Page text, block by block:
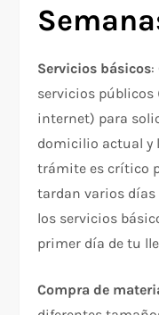
Servicios básicos:
servicios públicos
internet) para
domicilio actual y
trámite es crítico
tardan varios días
los servicios
primer día de tu
Compra de